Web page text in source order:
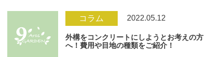
コラム 2022.05.12
外構をコンクリートにしようとお考えの方
へ！費用や目地の種類をご紹介！